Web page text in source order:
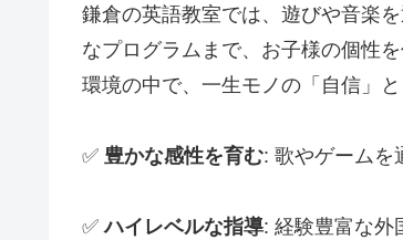
鎌倉の英語教室では、遊びや音楽
なプログラムまで、お子様の個性
環境の中で、一生モノの「自信」
✅ 豊かな感性を育む: 歌やゲームを
✅ハイレベルな指導: 経験豊富な外